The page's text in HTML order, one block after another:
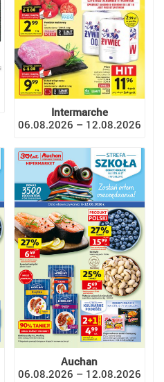
Intermarche
06.08.2026 – 12.08.2026
Auchan
06.08.2026 – 12.08.2026